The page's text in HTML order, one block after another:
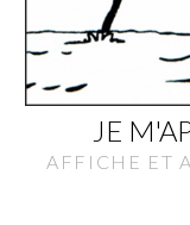
JE
AFFICHE ET